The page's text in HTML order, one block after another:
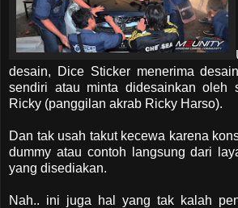
desain, Dice Sticker menerima
sendiri atau minta didesainkan oleh
Ricky (panggilan akrab Ricky Harso).
Dan tak usah takut kecewa karena
dummy atau contoh langsung dari
yang disediakan.
Nah.. ini juga hal yang tak kalah